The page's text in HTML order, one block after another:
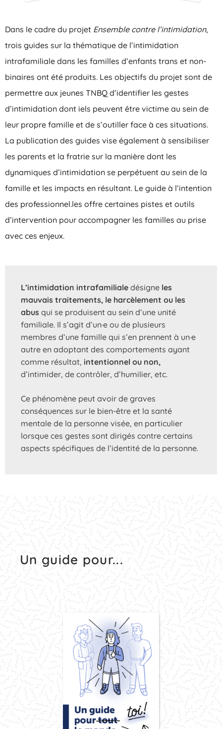
Dans le cadre du projet Ensemble contre l’intimidation,
trois guides sur la thématique de l’intimidation
intrafamiliale dans les familles d’enfants trans et non-
binaires ont été produits. Les objectifs du projet sont de
permettre aux jeunes TNBQ d’identifier les gestes
d’intimidation dont iels peuvent être victime au sein de
leur propre famille et de s’outiller face à ces situations.
La publication des guides vise également à sensibiliser
les parents et la fratrie sur la manière dont les
dynamiques d’intimidation se perpétuent au sein de la
famille et les impacts en résultant. Le guide à l’intention
des professionnel.les offre certaines pistes et outils
d’intervention pour accompagner les familles au prise
avec ces enjeux.
L’intimidation intrafamiliale désigne les
mauvais traitements, le harcèlement ou les
abus qui se produisent au sein d’une unité
familiale. Il s’agit d’un·e ou de plusieurs
membres d’une famille qui s’en prennent à un·e
autre en adoptant des comportements ayant
comme résultat, intentionnel ou non,
d’intimider, de contrôler, d’humilier, etc.
Ce phénomène peut avoir de graves
conséquences sur le bien-être et la santé
mentale de la personne visée, en particulier
lorsque ces gestes sont dirigés contre certains
aspects spécifiques de l’identité de la personne.
Un guide pour...